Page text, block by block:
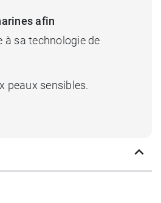
afin
à sa technologie de
peaux sensibles.